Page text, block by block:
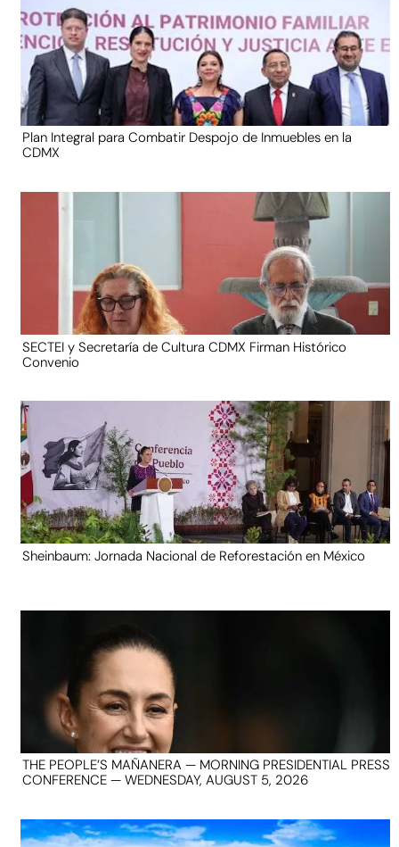
Plan Integral para Combatir Despojo de Inmuebles en la
CDMX
SECTEI y Secretaría de Cultura CDMX Firman Histórico
Convenio
Sheinbaum: Jornada Nacional de Reforestación en México
THE PEOPLE’S MAÑANERA — MORNING PRESIDENTIAL PRESS
CONFERENCE — WEDNESDAY, AUGUST 5, 2026